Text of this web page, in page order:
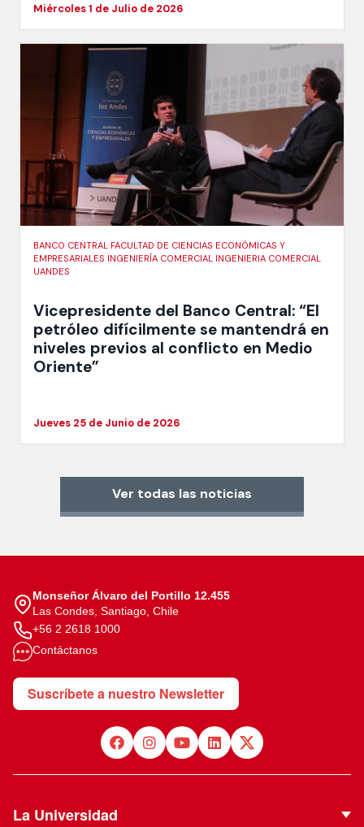
Miércoles 1 de Julio de 2026
BANCO CENTRAL FACULTAD DE CIENCIAS ECONÓMICAS Y
EMPRESARIALES INGENIERÍA COMERCIAL INGENIERIA COMERCIAL
UANDES
Vicepresidente del Banco Central: “El
petróleo difícilmente se mantendrá en
niveles previos al conflicto en Medio
Oriente”
Jueves 25 de Junio de 2026
Ver todas las noticias
Monseñor Álvaro del Portillo 12.455
Las Condes, Santiago, Chile
+56 2 2618 1000
Contáctanos
Suscríbete a nuestro Newsletter
La Universidad